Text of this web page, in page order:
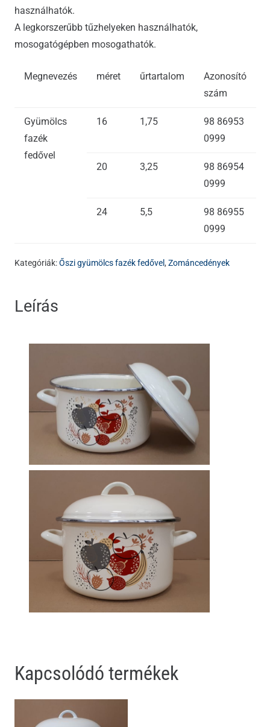
használhatók.
A legkorszerűbb tűzhelyeken használhatók,
mosogatógépben mosogathatók.
Megnevezés méret űrtartalom
Azonosító
szám
Gyümölcs
fazék
fedővel
16 1,75
98 86953
0999
20 3,25
98 86954
0999
24 5,5
98 86955
0999
Kategóriák:Őszi gyümölcs fazék fedővel, Zománcedények
Leírás
Kapcsolódó termékek